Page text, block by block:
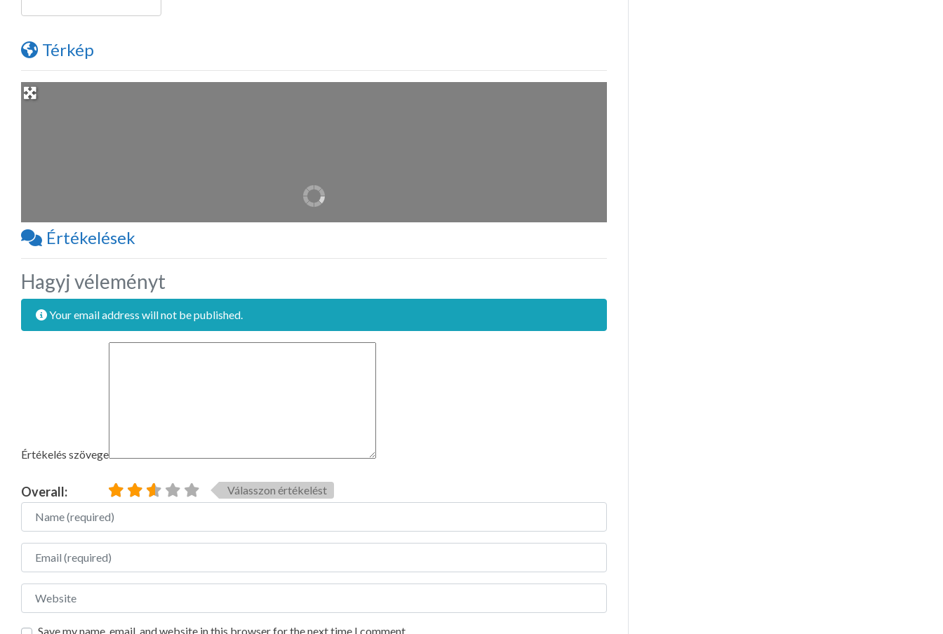
Térkép
Értékelések
Hagyj véleményt
Your email address will not be published.
Értékelés szövege
Overall:
Válasszon értékelést
Name
Email
Website
Save my name, email, and website in this browser for the next time I comment.